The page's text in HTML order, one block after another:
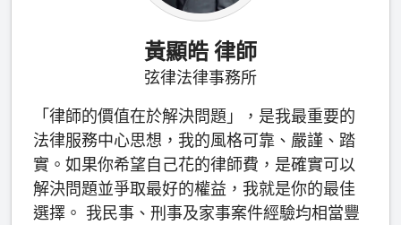
黃顯皓 律師
弦律法律事務所
「律師的價值在於解決問題」，是我最重要的
法律服務中心思想，我的風格可靠、嚴謹、踏
實。如果你希望自己花的律師費，是確實可以
解決問題並爭取最好的權益，我就是你的最佳
選擇。 我民事、刑事及家事案件經驗均相當豐